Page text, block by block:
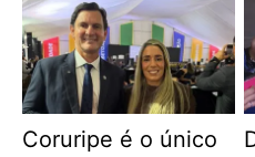
Coruripe é o único